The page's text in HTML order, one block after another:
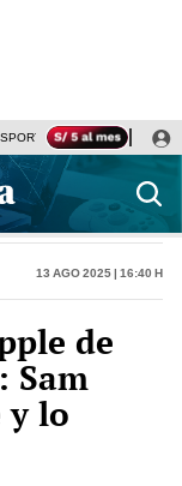
BOYS JORGE
13 Ago 2025 | 16:40 h
de
Sam
y lo